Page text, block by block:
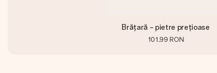
Brățară - pietre prețioase
101,99 RON